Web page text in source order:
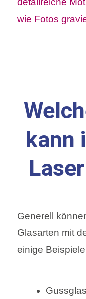
kann
Generell
Glasarten mit
einige
Gussglas